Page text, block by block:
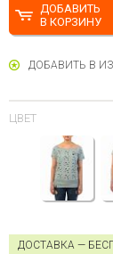
ДОБАВИТЬ
В КОРЗИНУ
ДОБАВИТЬ В
ЦВЕТ
ДОСТАВКА —